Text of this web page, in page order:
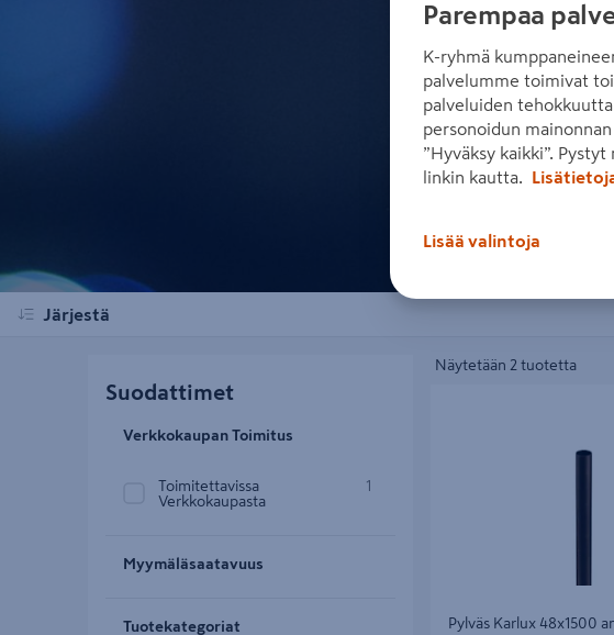
Järjestä
Suodattimet
Verkkokaupan Toimitus
Toimitettavissa
Verkkokaupasta
1
Myymäläsaatavuus
Tuotekategoriat
Näytetään 2 tuotetta
Pylväs Karlux 48x1500
Parempaa
K-ryhmä
palvelumme toimivat
palveluiden
personoidun
”Hyväksy kaikki”.
linkin kautta.
Lisää valintoja